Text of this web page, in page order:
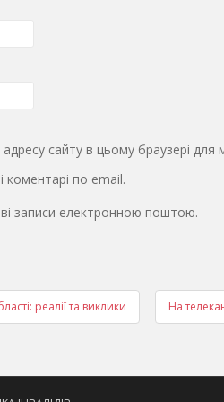
сайту в цьому браузері для
коментарі по email.
записи електронною поштою.
реалії та виклики На